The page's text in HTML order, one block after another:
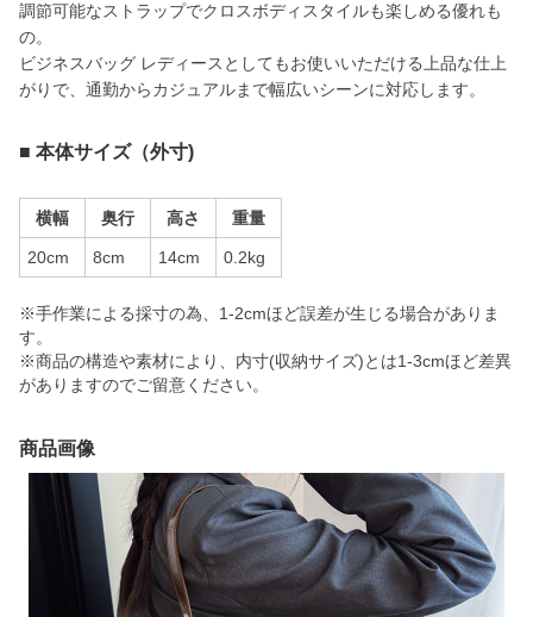
調節可能なストラップでクロスボディスタイルも楽しめる優れも
の。
ビジネスバッグ レディースとしてもお使いいただける上品な仕上
がりで、通勤からカジュアルまで幅広いシーンに対応します。
■ 本体サイズ（外寸)
横幅 奥行 高さ 重量
20cm 8cm 14cm 0.2kg
※手作業による採寸の為、1-2cmほど誤差が生じる場合がありま
す。
※商品の構造や素材により、内寸(収納サイズ)とは1-3cmほど差異
がありますのでご留意ください。
商品画像